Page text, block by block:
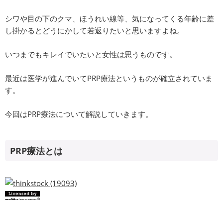
シワや目の下のクマ、ほうれい線等、気になってくる年齢に差
し掛かるとどうにかして若返りたいと思いますよね。
いつまでもキレイでいたいと女性は思うものです。
最近は医学が進んでいてPRP療法というものが確立されていま
す。
今回はPRP療法について解説していきます。
PRP療法とは